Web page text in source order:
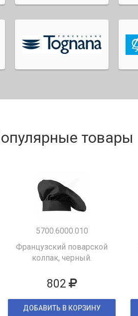
товары
5700.6000.010
Французский поварской
колпак, черный.
802
ДОБАВИТЬ В КОРЗИНУ